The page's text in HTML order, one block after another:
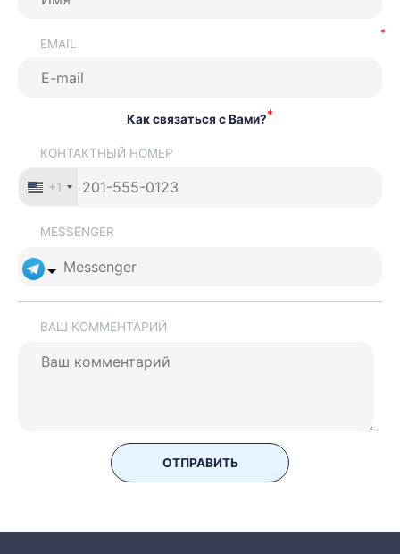
EMAIL
Как связаться с Вами?*
КОНТАКТНЫЙ НОМЕР
+1
MESSENGER
ВАШ КОММЕНТАРИЙ
ОТПРАВИТЬ